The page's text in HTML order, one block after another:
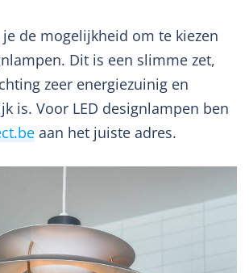
de mogelijkheid om te kiezen
Dit is een slimme zet,
zeer energiezuinig en
is. Voor LED designlampen ben
aan het juiste adres.